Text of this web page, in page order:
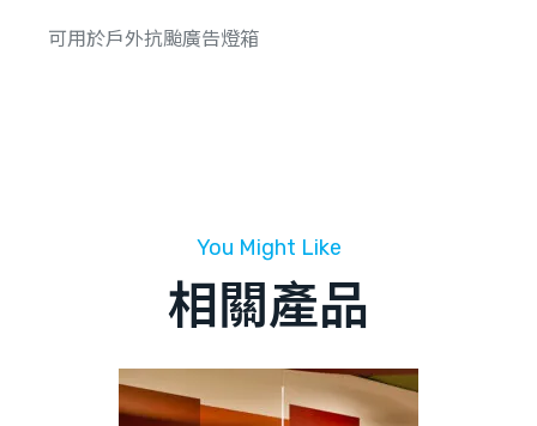
可用於戶外抗颱廣告燈箱
You Might Like
相關產品